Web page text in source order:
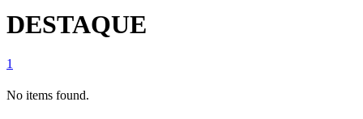
DESTAQUE
1
No items found.